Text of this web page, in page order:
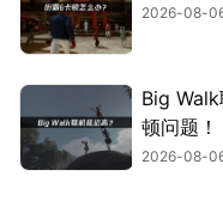
2026-08-
Big
顿问题！
2026-08-